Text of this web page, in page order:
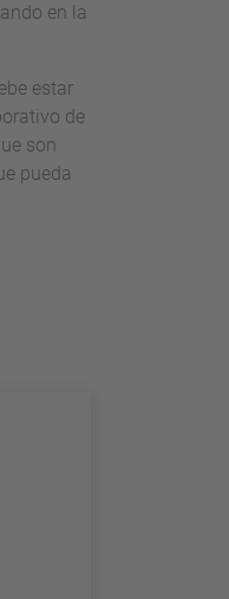
en la
estar
de
son
pueda